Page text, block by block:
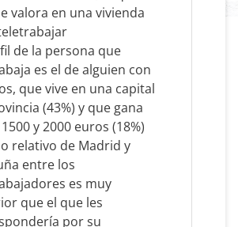
valora en una vivienda
de la persona que
es el de alguien con
que vive en una capital
(43%) y que gana
y 2000 euros (18%)
relativo de Madrid y
entre los
es muy
que el que les
por su